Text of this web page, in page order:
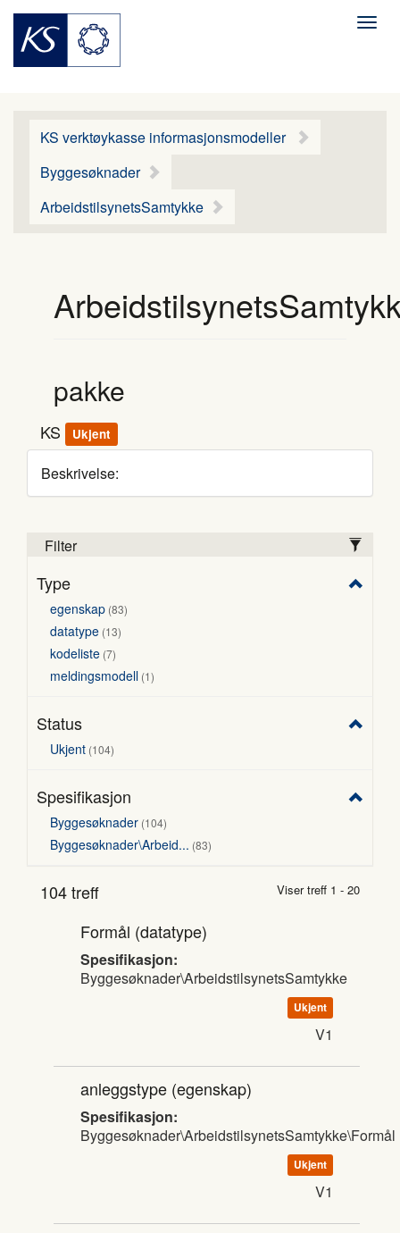
Meny
KS verktøykasse informasjonsmodeller
Byggesøknader
ArbeidstilsynetsSamtykke
pakke
KS Ukjent
Beskrivelse:
Filter
Type
egenskap 83
datatype 13
kodeliste 7
meldingsmodell 1
Status
Ukjent 104
Spesifikasjon
Byggesøknader 104
Byggesøknader\Arbeid... 83
104 treff Viser treff 1 - 20
Formål (datatype)
Spesifikasjon:
Byggesøknader\ArbeidstilsynetsSamtykke
Ukjent
V1
anleggstype (egenskap)
Spesifikasjon:
Byggesøknader\ArbeidstilsynetsSamtykke\Formål
Ukjent
V1